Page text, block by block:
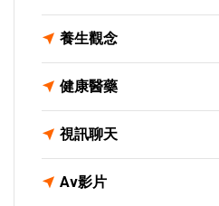
養生觀念
健康醫藥
視訊聊天
Av影片